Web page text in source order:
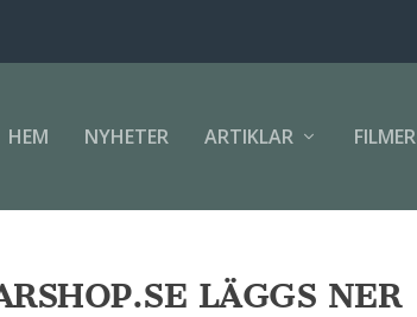
HEM NYHETER ARTIKLAR FILMER
LÄGGS NER